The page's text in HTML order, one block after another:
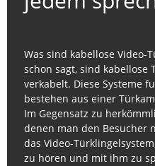
Was sind kabellose Video-
schon sagt, sind kabellose
verkabelt. Diese Systeme
bestehen aus einer
Im Gegensatz zu
denen man den Besucher
das Video-
zu hören und mit ihm zu